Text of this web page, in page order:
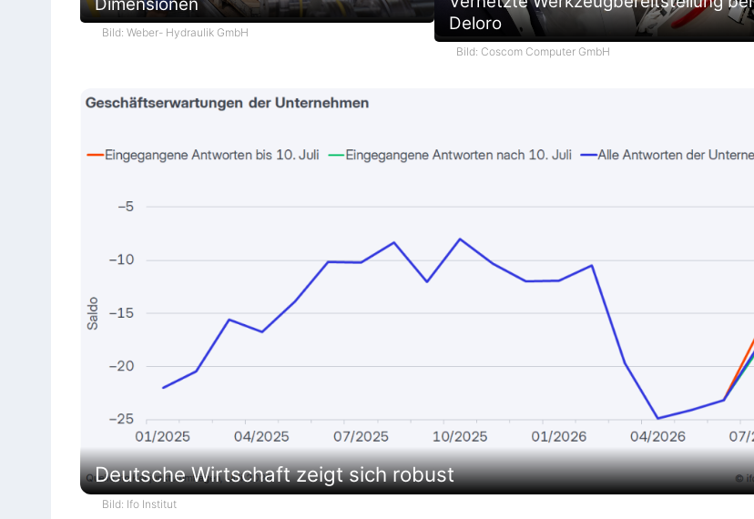
Dimensionen
Bild: Weber- Hydraulik GmbH
Deloro
Bild: Coscom Computer GmbH
Deutsche Wirtschaft zeigt sich robust
Bild: Ifo Institut